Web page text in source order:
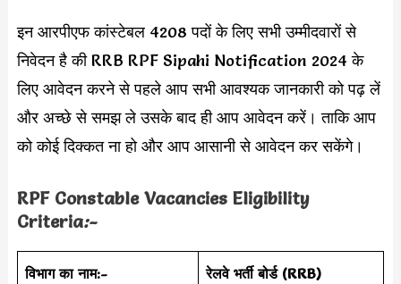
इन आरपीएफ कांस्टेबल 4208 पदों के लिए सभी उम्मीदवारों से
निवेदन है की RRB RPF Sipahi Notification 2024 के
लिए आवेदन करने से पहले आप सभी आवश्यक जानकारी को पढ़ लें
और अच्छे से समझ ले उसके बाद ही आप आवेदन करें। ताकि आप
को कोई दिक्कत ना हो और आप आसानी से आवेदन कर सकेंगे।
RPF Constable Vacancies Eligibility
Criteria:-
विभाग का नाम:- रेलवे भर्ती बोर्ड (RRB)